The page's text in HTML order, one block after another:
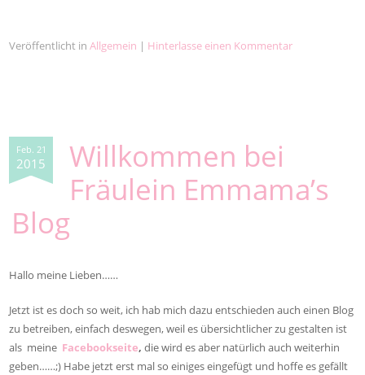
Veröffentlicht inAllgemein | Hinterlasse einen Kommentar
Feb. 21
2015
Willkommen bei
Fräulein Emmama’s
Blog
Hallo meine Lieben……
Jetzt ist es doch so weit, ich hab mich dazu entschieden auch einen Blog
zu betreiben, einfach deswegen, weil es übersichtlicher zu gestalten ist
als meine Facebookseite,die wird es aber natürlich auch weiterhin
geben……;) Habe jetzt erst mal so einiges eingefügt und hoffe es gefällt